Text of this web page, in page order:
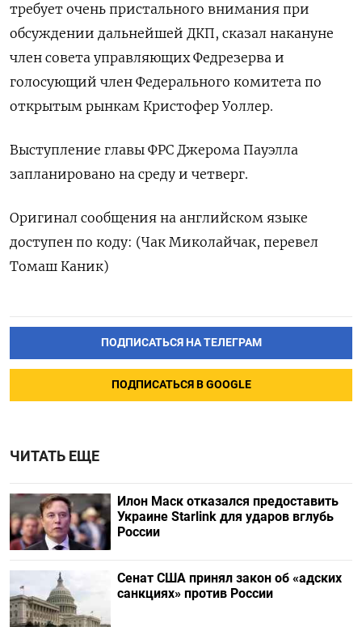
требует очень пристального внимания при
обсуждении дальнейшей ДКП, сказал накануне
член совета управляющих Федрезерва и
голосующий член Федерального комитета по
открытым рынкам Кристофер Уоллер.
Выступление главы ФРС Джерома Пауэлла
запланировано на среду и четверг.
Оригинал сообщения на английском языке
доступен по коду: (Чак Миколайчак, перевел
Томаш Каник)
ПОДПИСАТЬСЯ НА ТЕЛЕГРАМ
ПОДПИСАТЬСЯ В GOOGLE
ЧИТАТЬ ЕЩЕ
Илон Маск отказался предоставить
Украине Starlink для ударов вглубь
России
Сенат США принял закон об «адских
санкциях» против России